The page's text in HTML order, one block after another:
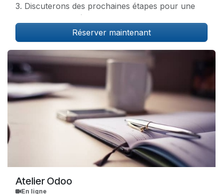
3. Discuterons des prochaines étapes pour une
mise en œuvre réussie.
Réserver maintenant
Atelier Odoo
En ligne